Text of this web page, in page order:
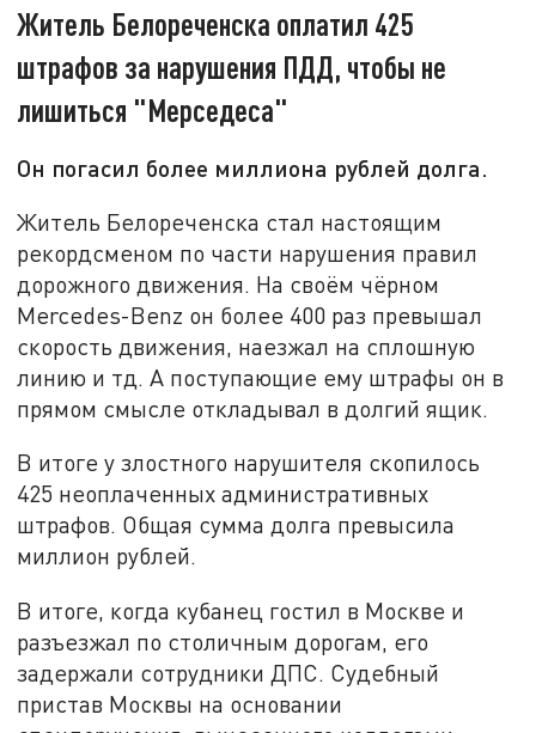
Житель Белореченска оплатил 425
штрафов за нарушения ПДД, чтобы не
лишиться "Мерседеса"
Он погасил более миллиона рублей долга.
Житель Белореченска стал настоящим
рекордсменом по части нарушения правил
дорожного движения. На своём чёрном
Mercedes-Benz он более 400 раз превышал
скорость движения, наезжал на сплошную
линию и тд. А поступающие ему штрафы он в
прямом смысле откладывал в долгий ящик.
В итоге у злостного нарушителя скопилось
425 неоплаченных административных
штрафов. Общая сумма долга превысила
миллион рублей.
В итоге, когда кубанец гостил в Москве и
разъезжал по столичным дорогам, его
задержали сотрудники ДПС. Судебный
пристав Москвы на основании